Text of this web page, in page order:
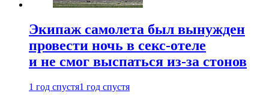
Экипаж самолета был вынужден
провести ночь в секс-отеле
и не смог выспаться из-за стонов
1 год спустя1 год спустя